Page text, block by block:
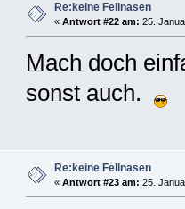
Re:keine Fellnasen
« Antwort #22 am: 25.
Mach doch
sonst auch.
Re:keine Fellnasen
« Antwort #23 am: 25.